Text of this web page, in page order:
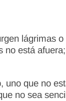
lágrimas o
no está
uno que no
no sea